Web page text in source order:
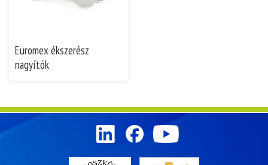
Euromex ékszerész
nagyítók